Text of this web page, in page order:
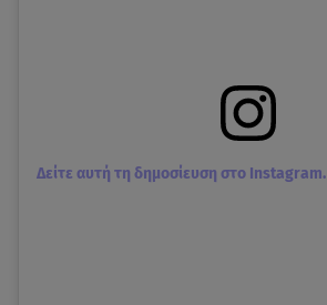
Δείτε αυτή τη δημοσίευση στο Instagram.